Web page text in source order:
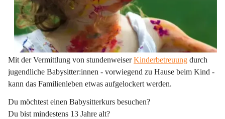
Mit der Vermittlung von stundenweiser Kinderbetreuung durch
jugendliche Babysitter:innen - vorwiegend zu Hause beim Kind -
kann das Familienleben etwas aufgelockert werden.
Du möchtest einen Babysitterkurs besuchen?
Du bist mindestens 13 Jahre alt?